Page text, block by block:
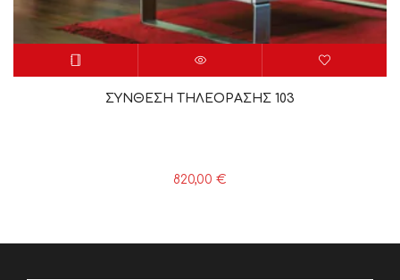
ΣΥΝΘΕΣΗ ΤΗΛΕΟΡΑΣΗΣ 103
820,00 €